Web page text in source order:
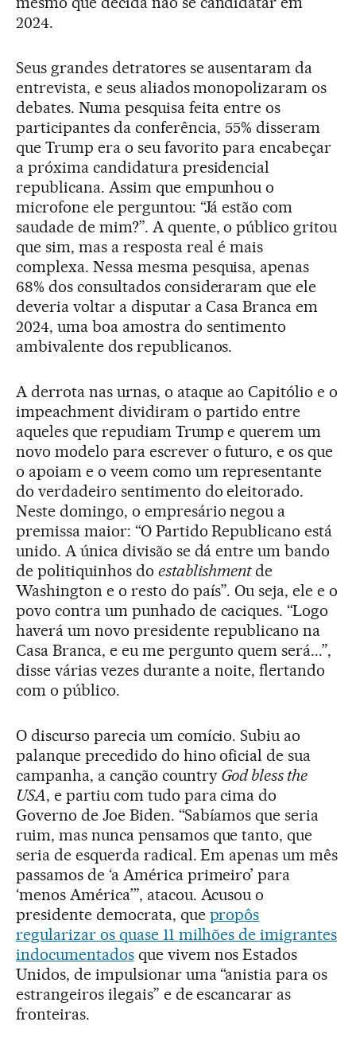
2024.
Seus grandes detratores se ausentaram da
entrevista, e seus aliados monopolizaram os
debates. Numa pesquisa feita entre os
participantes da conferência, 55% disseram
que Trump era o seu favorito para encabeçar
a próxima candidatura presidencial
republicana. Assim que empunhou o
microfone ele perguntou: “Já estão com
saudade de mim?”. A quente, o público gritou
que sim, mas a resposta real é mais
complexa. Nessa mesma pesquisa, apenas
68% dos consultados consideraram que ele
deveria voltar a disputar a Casa Branca em
2024, uma boa amostra do sentimento
ambivalente dos republicanos.
A derrota nas urnas, o ataque ao Capitólio e o
impeachment dividiram o partido entre
aqueles que repudiam Trump e querem um
novo modelo para escrever o futuro, e os que
o apoiam e o veem como um representante
do verdadeiro sentimento do eleitorado.
Neste domingo, o empresário negou a
premissa maior: “O Partido Republicano está
unido. A única divisão se dá entre um bando
de politiquinhos do establishmentde
Washington e o resto do país”. Ou seja, ele e o
povo contra um punhado de caciques. “Logo
haverá um novo presidente republicano na
Casa Branca, e eu me pergunto quem será...”,
disse várias vezes durante a noite, flertando
com o público.
O discurso parecia um comício. Subiu ao
palanque precedido do hino oficial de sua
campanha, a canção country God bless the
USA, e partiu com tudo para cima do
Governo de Joe Biden. “Sabíamos que seria
ruim, mas nunca pensamos que tanto, que
seria de esquerda radical. Em apenas um mês
passamos de ‘a América primeiro’ para
‘menos América’”, atacou. Acusou o
presidente democrata, que propôs
regularizar os quase 11 milhões de imigrantes
indocumentadosque vivem nos Estados
Unidos, de impulsionar uma “anistia para os
estrangeiros ilegais” e de escancarar as
fronteiras.